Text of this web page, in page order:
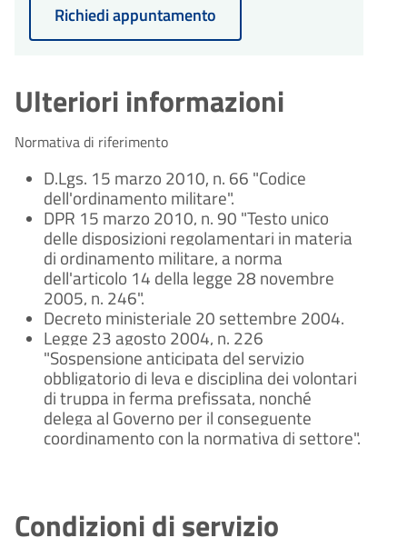
Richiedi appuntamento
Ulteriori informazioni
Normativa di riferimento
D.Lgs. 15 marzo 2010, n. 66 "Codice
dell'ordinamento militare".
DPR 15 marzo 2010, n. 90 "Testo unico
delle disposizioni regolamentari in materia
di ordinamento militare, a norma
dell'articolo 14 della legge 28 novembre
2005, n. 246".
Decreto ministeriale 20 settembre 2004.
Legge 23 agosto 2004, n. 226
"Sospensione anticipata del servizio
obbligatorio di leva e disciplina dei volontari
di truppa in ferma prefissata, nonché
delega al Governo per il conseguente
coordinamento con la normativa di settore".
Condizioni di servizio